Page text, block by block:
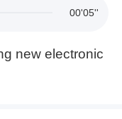
00'05''
new electronic